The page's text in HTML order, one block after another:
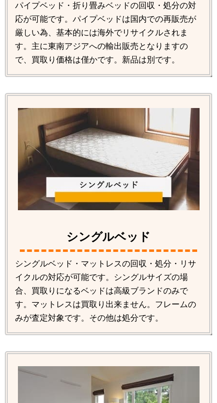
パイプベッド・折り畳みベッドの回収・処分の対
応が可能です。パイプベッドは国内での再販売が
厳しい為、基本的には海外でリサイクルされま
す。主に東南アジアへの輸出販売となりますの
で、買取り価格は僅かです。新品は別です。
シングルベッド
シングルベッド・マットレスの回収・処分・リサ
イクルの対応が可能です。シングルサイズの場
合、買取りになるベッドは高級ブランドのみで
す。マットレスは買取り出来ません。フレームの
みが査定対象です。その他は処分です。